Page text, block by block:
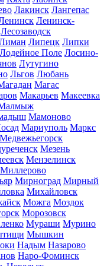
Лакинск Лангепас
Ленинск-
Лесозаводск
Липецк Липки
Лодейное Поле Лосино-
Лутугино
Льгов Любань
Магас
Макарьев Макеевка
Мамоново
Мариуполь Маркс
Медвежьегорск
Мезень
Мензелинск
Миллерово
Мирноград Мирный
Михайловск
Можга Моздок
Морозовск
Мураши Мурино
Мышкин
Надым Назарово
Наро-Фоминск